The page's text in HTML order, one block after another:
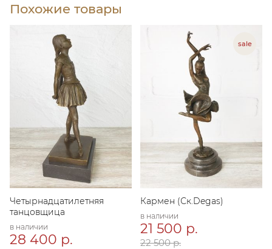
Похожие товары
Четырнадцатилетняя
танцовщица
в наличии
28 400 р.
Кармен (Ск.Degas)
в наличии
21 500 р.
22 500 р.